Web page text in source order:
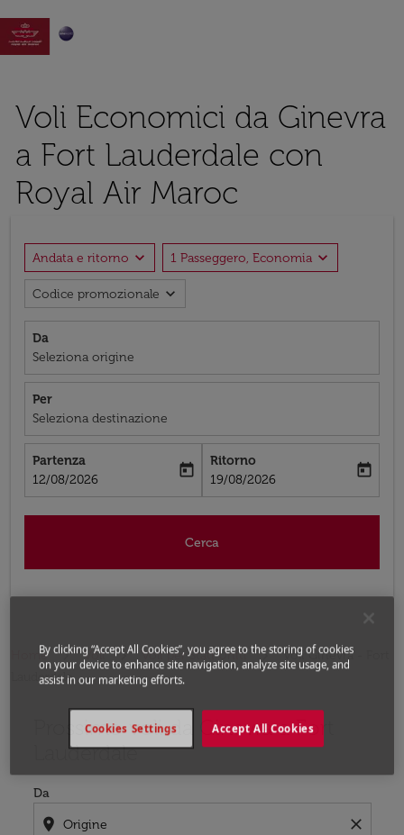

Voli Economici da Ginevra
a Fort Lauderdale con
Royal Air Maroc
Andata e ritorno expand_more 1 Passeggero, Economia expand_more
Codice promozionale expand_more
Da
Seleziona origine
Per
Seleziona destinazione
Partenza
fc-booking-departure-date-aria-label
12/08/2026
today
Ritorno
fc-booking-return-date-aria-label
19/08/2026
today
Cerca
Home Voli Voli per Stati Uniti
Voli Ginevra - Fort
Lauderdale
Prossimo voli da Ginevra a Fort
Lauderdale
Da
location_on close
Prova ad aggiornare il tuo percorso (origine e/o
By clicking “Accept All Cookies”, you agree to the storing of cookies
on your device to enhance site navigation, analyze site usage, and
assist in our marketing efforts.
Accept All Cookies
Cookies Settings